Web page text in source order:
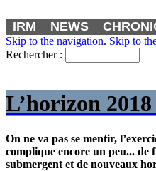
IRM NEWS
Skip to the navigation. Skip to
Rechercher :
L’horizon
On ne va pas se mentir,
complique encore un peu... de
submergent et de nouveaux